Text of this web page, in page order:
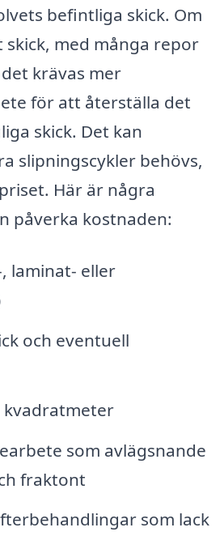
befintliga skick. Om
med många repor
krävas mer
för att återställa det
skick. Det kan
slipningscykler behövs,
Här är några
påverka kostnaden:
laminat- eller
och eventuell
kvadratmeter
som avlägsnande
fraktont
som lack